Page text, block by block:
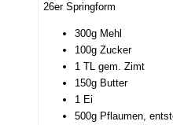
26er Springform
300g Mehl
100g Zucker
1 TL gem. Zimt
150g Butter
1 Ei
500g Pflaumen,